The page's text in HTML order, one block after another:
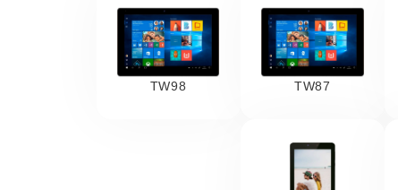
TW98 TW87